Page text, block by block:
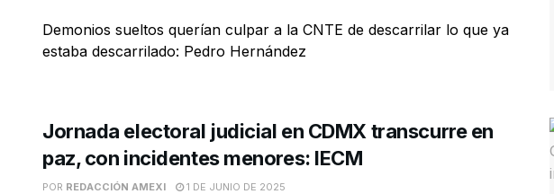
Demonios sueltos querían culpar a la CNTE de descarrilar lo que ya
estaba descarrilado: Pedro Hernández
Jornada electoral judicial en CDMX transcurre en
paz, con incidentes menores: IECM
POR REDACCIÓN AMEXI 1 DE JUNIO DE 2025